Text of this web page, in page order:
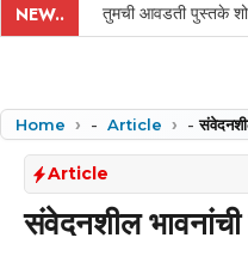
NEW.. तुमची आवडती पुस्तके
Home - Article -
Article
संवेदनशील